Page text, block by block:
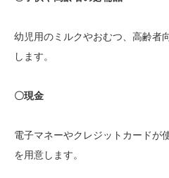
幼児用のミルクやおむつ、高齢者
します。
〇現金
電子マネーやクレジットカードが
を用意します。